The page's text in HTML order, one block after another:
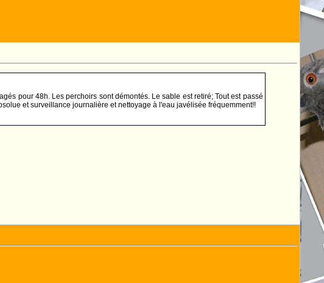
pour 48h. Les perchoirs sont démontés. Le sable est retiré; Tout est passé
et surveillance journalière et nettoyage à l'eau javélisée fréquemment!!